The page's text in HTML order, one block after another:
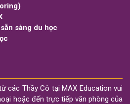
sàng du học
các Thầy Cô tại MAX Education vui
hoặc đến trực tiếp văn phòng của